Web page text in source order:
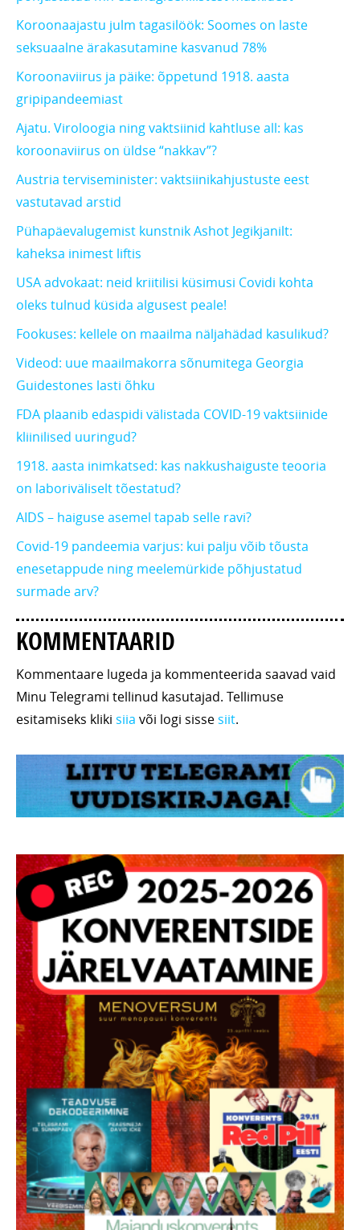
Koroonaajastu julm tagasilöök: Soomes on laste
seksuaalne ärakasutamine kasvanud 78%
Koroonaviirus ja päike: õppetund 1918. aasta
gripipandeemiast
Ajatu. Viroloogia ning vaktsiinid kahtluse all: kas
koroonaviirus on üldse “nakkav”?
Austria terviseminister: vaktsiinikahjustuste eest
vastutavad arstid
Pühapäevalugemist kunstnik Ashot Jegikjanilt:
kaheksa inimest liftis
USA advokaat: neid kriitilisi küsimusi Covidi kohta
oleks tulnud küsida algusest peale!
Fookuses: kellele on maailma näljahädad kasulikud?
Videod: uue maailmakorra sõnumitega Georgia
Guidestones lasti õhku
FDA plaanib edaspidi välistada COVID-19 vaktsiinide
kliinilised uuringud?
1918. aasta inimkatsed: kas nakkushaiguste teooria
on laboriväliselt tõestatud?
AIDS – haiguse asemel tapab selle ravi?
Covid-19 pandeemia varjus: kui palju võib tõusta
enesetappude ning meelemürkide põhjustatud
surmade arv?
KOMMENTAARID
Kommentaare lugeda ja kommenteerida saavad vaid
Minu Telegrami tellinud kasutajad. Tellimuse
esitamiseks kliki siia või logi sissesiit.